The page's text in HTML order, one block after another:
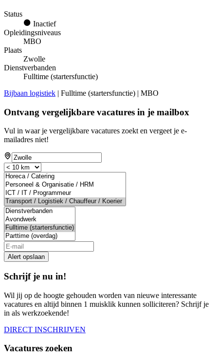
Status
Inactief
Opleidingsniveaus
MBO
Plaats
Zwolle
Dienstverbanden
Fulltime (startersfunctie)
Bijbaan logistiek | Fulltime (startersfunctie) | MBO
Ontvang vergelijkbare vacatures in je mailbox
Vul in waar je vergelijkbare vacatures zoekt en vergeet je e-
mailadres niet!
Alert opslaan
Schrijf je nu in!
Wil jij op de hoogte gehouden worden van nieuwe interessante
vacatures en altijd binnen 1 muisklik kunnen solliciteren? Schrijf je
in als werkzoekende!
DIRECT INSCHRIJVEN
Vacatures zoeken